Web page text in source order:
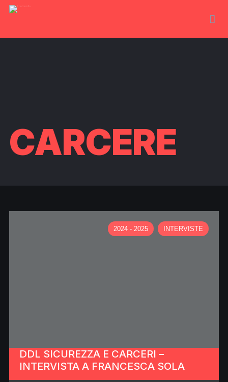
CARCERE
2024 - 2025 INTERVISTE
DDL SICUREZZA E CARCERI –
INTERVISTA A FRANCESCA SOLA